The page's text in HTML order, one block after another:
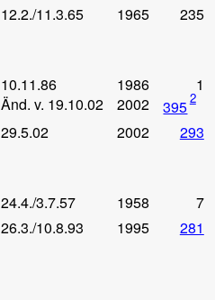
12.2./11.3.65 1965 235
10.11.86
Änd. v. 19.10.02
1986
2002
1
3952
29.5.02 2002 293
24.4./3.7.57 1958
7
26.3./10.8.93 1995 281